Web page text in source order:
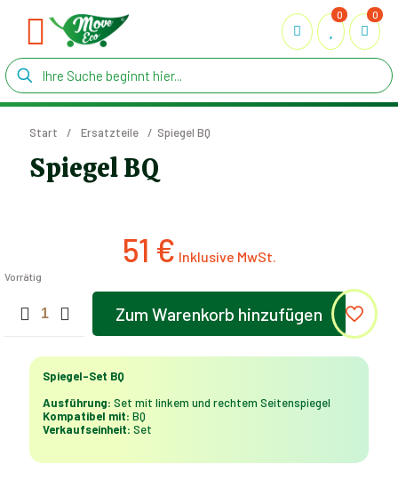
0 0
Start / Ersatzteile / Spiegel BQ
Spiegel BQ
51 €
Vorrätig
Zum Warenkorb hinzufügen
Spiegel-Set BQ
Ausführung: Set mit linkem und rechtem Seitenspiegel
Kompatibel mit: BQ
Verkaufseinheit: Set